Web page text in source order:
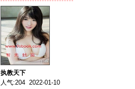
执教天下
人气:204 2022-01-10